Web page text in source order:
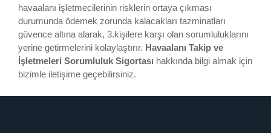
havaalanı işletmecilerinin risklerin ortaya çıkması
durumunda ödemek zorunda kalacakları tazminatları
güvence altına alarak, 3.kişilere karşı olan sorumluluklarını
yerine getirmelerini kolaylaştırır. Havaalanı Takip ve
İşletmeleri Sorumluluk Sigortası hakkında bilgi almak için
bizimle iletişime geçebilirsiniz.